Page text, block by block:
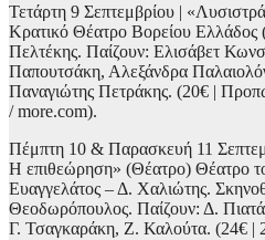
Τετάρτη 9 Σεπτεμβρίου |
Κρατικό Θέατρο Βορείου
Πελτέκης. Παίζουν: Ελισάβετ
Παπουτσάκη, Αλεξάνδρα
Παναγιώτης Πετράκης. (20€ |
/ more.com).
Πέμπτη 10 & Παρασκευή 11
Η επιθεώρηση» (Θέατρο) Θέατρο
Ευαγγελάτος – Δ. Χαλιώτης.
Θεοδωρόπουλος. Παίζουν: Δ.
Γ. Τσαγκαράκη, Ζ. Καλούτα. (24€ |